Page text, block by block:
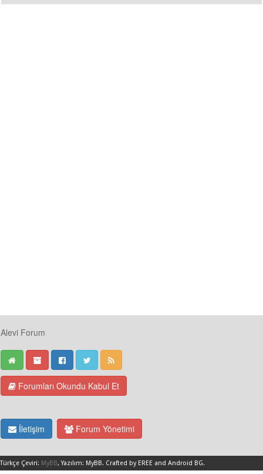
Alevi Forum
Forumları Okundu Kabul Et
İletişim Forum Yönetimi
Türkçe Çeviri: MyBB, Yazılım: MyBB. Crafted by EREE and Android BG.